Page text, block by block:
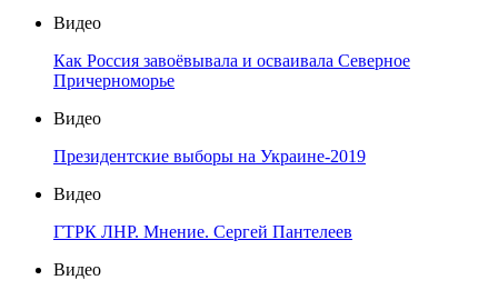
Видео
Как Россия завоёвывала и осваивала Северное
Причерноморье
Видео
Президентские выборы на Украине-2019
Видео
ГТРК ЛНР. Мнение. Сергей Пантелеев
Видео